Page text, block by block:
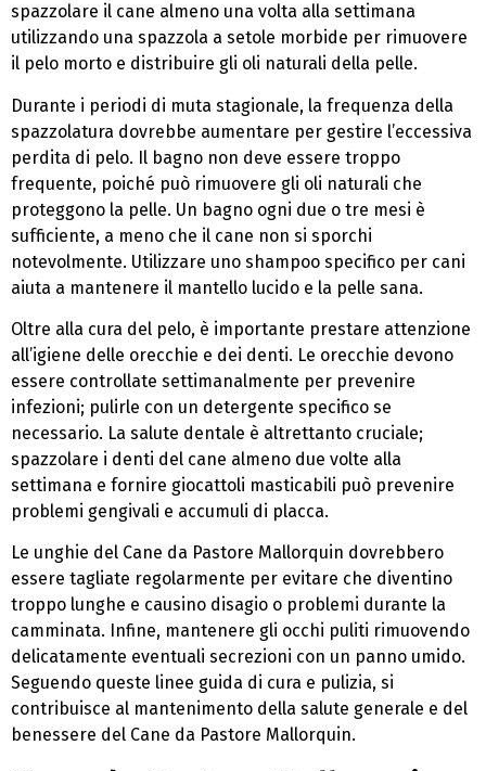
spazzolare il cane almeno una volta alla settimana
utilizzando una spazzola a setole morbide per rimuovere
il pelo morto e distribuire gli oli naturali della pelle.
Durante i periodi di muta stagionale, la frequenza della
spazzolatura dovrebbe aumentare per gestire l’eccessiva
perdita di pelo. Il bagno non deve essere troppo
frequente, poiché può rimuovere gli oli naturali che
proteggono la pelle. Un bagno ogni due o tre mesi è
sufficiente, a meno che il cane non si sporchi
notevolmente. Utilizzare uno shampoo specifico per cani
aiuta a mantenere il mantello lucido e la pelle sana.
Oltre alla cura del pelo, è importante prestare attenzione
all’igiene delle orecchie e dei denti. Le orecchie devono
essere controllate settimanalmente per prevenire
infezioni; pulirle con un detergente specifico se
necessario. La salute dentale è altrettanto cruciale;
spazzolare i denti del cane almeno due volte alla
settimana e fornire giocattoli masticabili può prevenire
problemi gengivali e accumuli di placca.
Le unghie del Cane da Pastore Mallorquin dovrebbero
essere tagliate regolarmente per evitare che diventino
troppo lunghe e causino disagio o problemi durante la
camminata. Infine, mantenere gli occhi puliti rimuovendo
delicatamente eventuali secrezioni con un panno umido.
Seguendo queste linee guida di cura e pulizia, si
contribuisce al mantenimento della salute generale e del
benessere del Cane da Pastore Mallorquin.